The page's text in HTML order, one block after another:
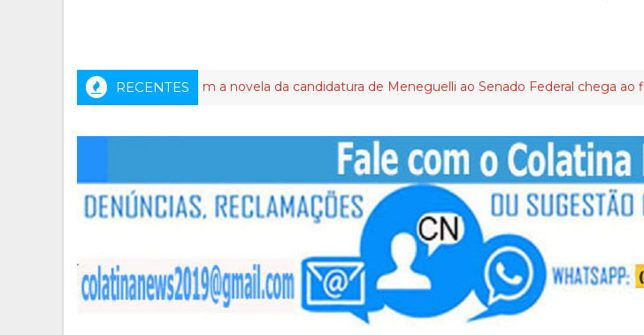
RECENTES
Até que enfim a novela da candidatura de Meneguelli ao Senado Federal chega ao final